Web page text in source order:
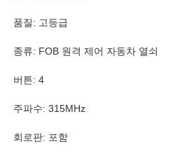
품질: 고등급
종류: FOB 원격 제어 자동차 열쇠
버튼: 4
주파수: 315MHz
회로판: 포함